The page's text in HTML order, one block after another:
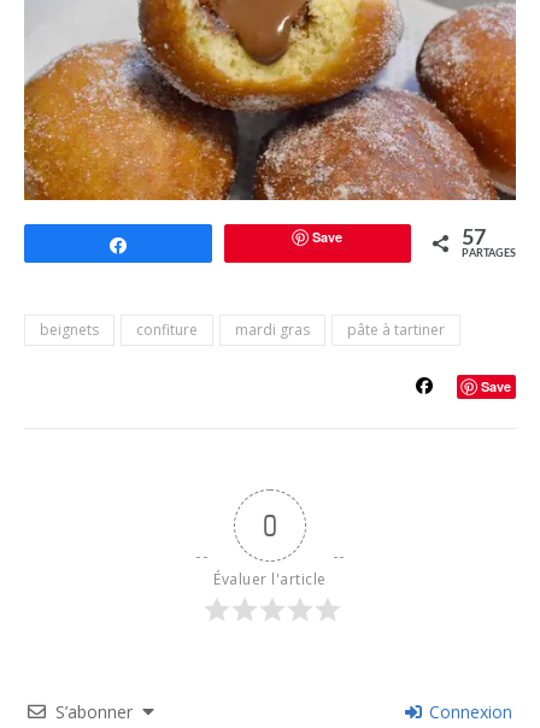
Save 57
PARTAGES
beignets confiture mardi gras pâte à tartiner
Save
0
Évaluer l'article
S’abonner Connexion